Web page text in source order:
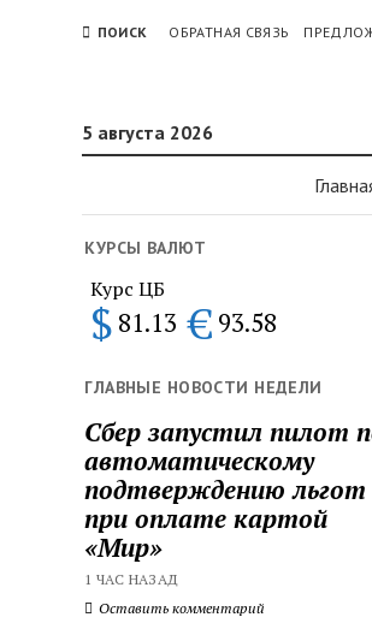
ПОИСК ОБРАТНАЯ СВЯЗЬ
5 августа 2026
КУРСЫ ВАЛЮТ
Курс ЦБ
$ 81.13 € 93.58
ГЛАВНЫЕ НОВОСТИ НЕДЕЛИ
Сбер запустил пилот
автоматическому
подтверждению льгот
при оплате картой
«Мир»
1 ЧАС НАЗАД
Оставить комментарий